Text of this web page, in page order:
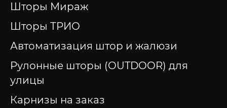
Шторы Мираж
Шторы ТРИО
Автоматизация штор и жалюзи
Рулонные шторы (OUTDOOR) для
улицы
Карнизы на заказ